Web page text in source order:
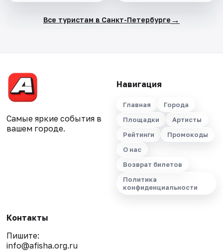
Все туристам в Санкт-Петербурге →
Самые яркие события в
вашем городе.
Навигация
Главная
Города
Площадки
Артисты
Рейтинги
Промокоды
О нас
Возврат билетов
Политика
конфиденциальности
Контакты
Пишите:
info@afisha.org.ru